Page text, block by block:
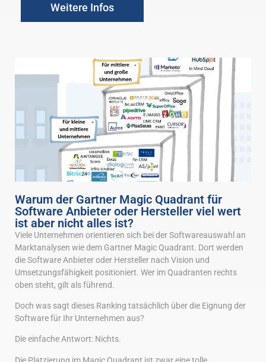
Weitere Infos
Warum der Gartner Magic Quadrant für
Software Anbieter oder Hersteller viel wert
ist aber nicht alles ist?
Viele Unternehmen orientieren sich bei der Softwareauswahl an
Marktanalysen wie dem Gartner Magic Quadrant. Dort werden
die Software Anbieter oder Hersteller nach Vision und
Umsetzungsfähigkeit positioniert. Wer im Quadranten rechts
oben steht, gilt als führend.
Doch was sagt dieses Ranking tatsächlich über die Eignung der
Software für Ihr Unternehmen aus?
Die einfache Antwort: Nichts.